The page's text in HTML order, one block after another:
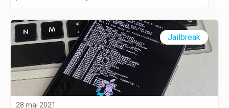
28 mai 2021
Jailbreak